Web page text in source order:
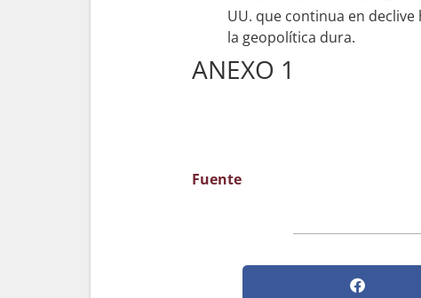
UU. que continua en
la geopolítica dura.
ANEXO 1
Fuente